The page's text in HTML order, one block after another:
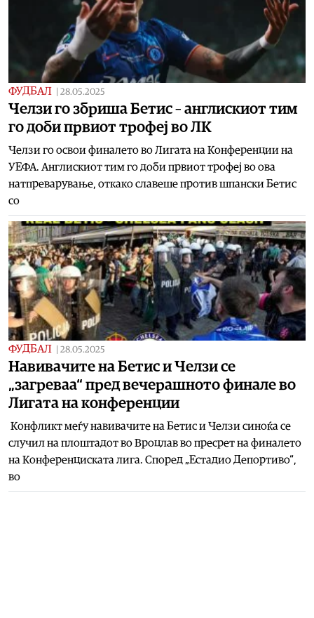
ФУДБАЛ 28.05.2025
Челзи го збриша Бетис – англискиот тим
го доби првиот трофеј во ЛК
Челзи го освои финалето во Лигата на Конференции на
УЕФА. Англискиот тим го доби првиот трофеј во ова
натпреварување, откако славеше против шпански Бетис
со
ФУДБАЛ 28.05.2025
Навивачите на Бетис и Челзи се
„загреваа“ пред вечерашното финале во
Лигата на конференции
Конфликт меѓу навивачите на Бетис и Челзи синоќа се
случил на плоштадот во Вроцлав во пресрет на финалето
на Конференциската лига. Според „Естадио Депортиво“,
во